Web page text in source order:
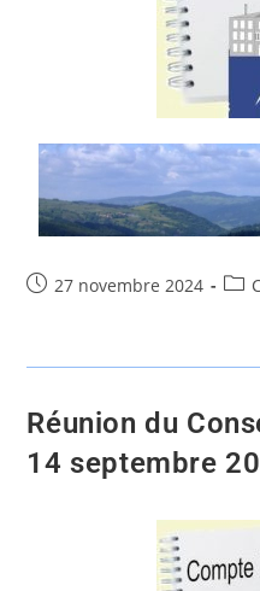
27 novembre 2024
Réunion du
14 septembre